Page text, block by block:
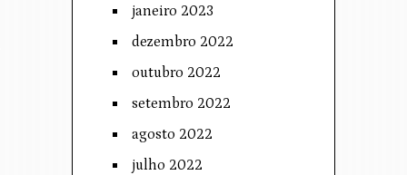
janeiro 2023
dezembro 2022
outubro 2022
setembro 2022
agosto 2022
julho 2022